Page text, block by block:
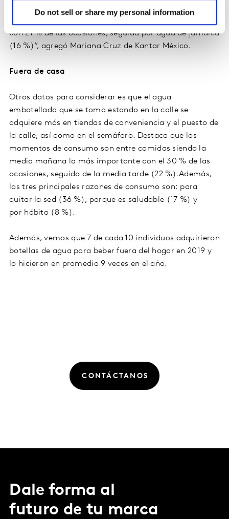
Do not sell or share my personal information
consume se hace entre semana. 18 % de los individuos
con 21 % de las ocasiones, seguida por agua de jamaica
(16 %)”, agregó Mariana Cruz de Kantar México.
Fuera de casa
Otros datos para considerar es que el agua
embotellada que se toma estando en la calle se
adquiere más en tiendas de conveniencia y el puesto de
la calle, así como en el semáforo. Destaca que los
momentos de consumo son entre comidas siendo la
media mañana la más importante con el 30 % de las
ocasiones, seguido de la media tarde (22 %).Además,
las tres principales razones de consumo son: para
quitar la sed (36 %), porque es saludable (17 %) y
por hábito (8 %).
Además, vemos que 7 de cada 10 individuos adquirieron
botellas de agua para beber fuera del hogar en 2019 y
lo hicieron en promedio 9 veces en el año.
CONTÁCTANOS
Dale forma al
futuro de tu marca